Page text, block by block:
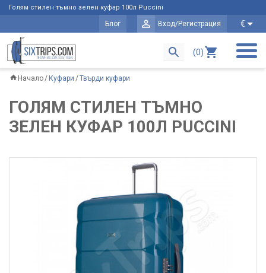
Голям стилен тъмно зелен куфар 100л Puccini
Блог Вход/Регистрация €
(0)
Начало Куфари Твърди куфари
ГОЛЯМ СТИЛЕН ТЪМНО
ЗЕЛЕН КУФАР 100Л PUCCINI